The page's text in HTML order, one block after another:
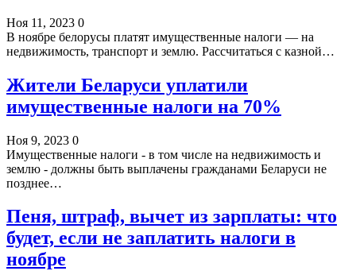
Ноя 11, 2023 0
В ноябре белорусы платят имущественные налоги — на
недвижимость, транспорт и землю. Рассчитаться с казной…
Жители Беларуси уплатили
имущественные налоги на 70%
Ноя 9, 2023 0
Имущественные налоги - в том числе на недвижимость и
землю - должны быть выплачены гражданами Беларуси не
позднее…
Пеня, штраф, вычет из зарплаты: что
будет, если не заплатить налоги в
ноябре